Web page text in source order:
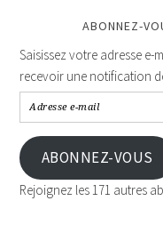
ABONNEZ-
Saisissez votre adresse
recevoir une notification
ABONNEZ-VOUS
Rejoignez les 171 autres